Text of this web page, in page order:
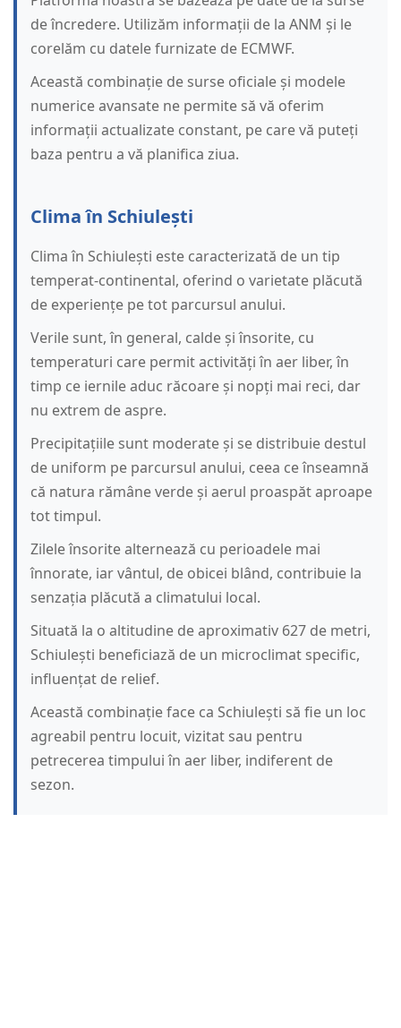
de încredere. Utilizăm informații de la ANM și le
corelăm cu datele furnizate de ECMWF.
Această combinație de surse oficiale și modele
numerice avansate ne permite să vă oferim
informații actualizate constant, pe care vă puteți
baza pentru a vă planifica ziua.
Clima în Schiulești
Clima în Schiulești este caracterizată de un tip
temperat-continental, oferind o varietate plăcută
de experiențe pe tot parcursul anului.
Verile sunt, în general, calde și însorite, cu
temperaturi care permit activități în aer liber, în
timp ce iernile aduc răcoare și nopți mai reci, dar
nu extrem de aspre.
Precipitațiile sunt moderate și se distribuie destul
de uniform pe parcursul anului, ceea ce înseamnă
că natura rămâne verde și aerul proaspăt aproape
tot timpul.
Zilele însorite alternează cu perioadele mai
înnorate, iar vântul, de obicei blând, contribuie la
senzația plăcută a climatului local.
Situată la o altitudine de aproximativ 627 de metri,
Schiulești beneficiază de un microclimat specific,
influențat de relief.
Această combinație face ca Schiulești să fie un loc
agreabil pentru locuit, vizitat sau pentru
petrecerea timpului în aer liber, indiferent de
sezon.